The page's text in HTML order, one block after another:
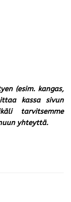
(esim. kangas,
kassa sivun
tarvitsemme
yhteyttä.